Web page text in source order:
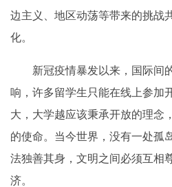
边主义、地区动荡等带来的挑战
化。
新冠疫情暴发以来，国际间
响，许多留学生只能在线上参加
大，大学越应该秉承开放的理念
的使命。当今世界，没有一处孤
法独善其身，文明之间必须互相
济。